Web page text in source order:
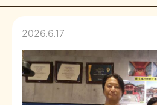
2026.6.17